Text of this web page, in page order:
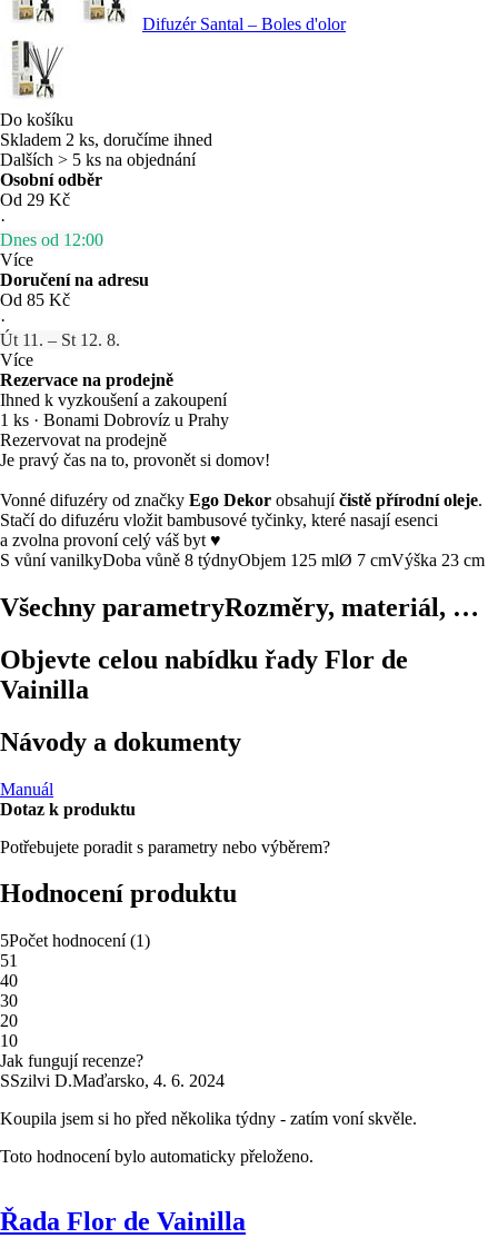
Difuzér Santal – Boles d'olor
Do košíku
Skladem 2 ks, doručíme ihned
Dalších > 5 ks na objednání
Osobní odběr
Od 29 Kč
·
Dnes od 12:00
Více
Doručení na adresu
Od 85 Kč
·
Út 11. – St 12. 8.
Více
Rezervace na prodejně
Ihned k vyzkoušení a zakoupení
1 ks · Bonami Dobrovíz u Prahy
Rezervovat na prodejně
Je pravý čas na to, provonět si domov!
Vonné difuzéry od značky Ego Dekor obsahujíčistě přírodní oleje.
Stačí do difuzéru vložit bambusové tyčinky, které nasají esenci
a zvolna provoní celý váš byt ♥
S vůní vanilkyDoba vůně 8 týdnyObjem 125 mlØ 7 cmVýška 23 cm
Všechny parametryRozměry, materiál, …
Objevte celou nabídku řady Flor de
Vainilla
Návody a dokumenty
Manuál
Dotaz k produktu
Potřebujete poradit s parametry nebo výběrem?
Hodnocení produktu
5Počet hodnocení(1)
51
40
30
20
10
Jak fungují recenze?
SSzilvi D.Maďarsko, 4. 6. 2024
Koupila jsem si ho před několika týdny - zatím voní skvěle.
Toto hodnocení bylo automaticky přeloženo.
Řada Flor de Vainilla